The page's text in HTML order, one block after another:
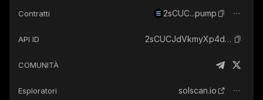
Contratti 2sCUC...pump
API ID 2sCUCJdVkmyXp4dT8sFaA9LKgSMK4yDPi9zLHiwXpump_solana
COMUNITÀ
Esploratori solscan.io